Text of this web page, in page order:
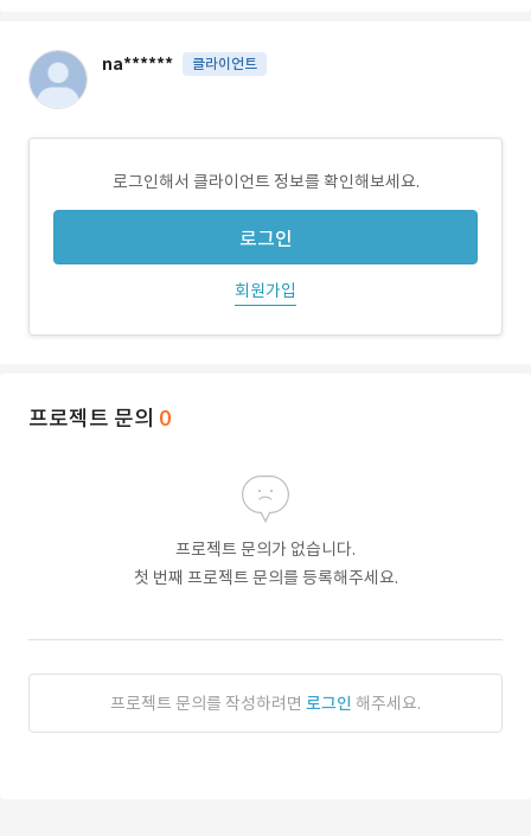
na****** 클라이언트
로그인해서 클라이언트 정보를 확인해보세요.
로그인
회원가입
프로젝트 문의 0
프로젝트 문의가 없습니다.
첫 번째 프로젝트 문의를 등록해주세요.
프로젝트 문의를 작성하려면 로그인 해주세요.